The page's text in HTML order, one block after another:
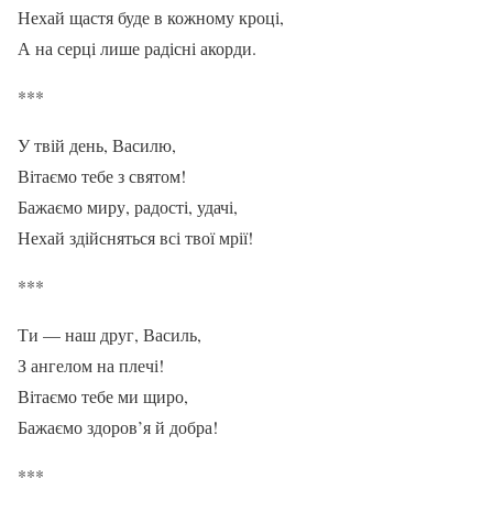
Нехай щастя буде в кожному кроці,
А на серці лише радісні акорди.
***
У твій день, Василю,
Вітаємо тебе з святом!
Бажаємо миру, радості, удачі,
Нехай здійсняться всі твої мрії!
***
Ти — наш друг, Василь,
З ангелом на плечі!
Вітаємо тебе ми щиро,
Бажаємо здоров’я й добра!
***